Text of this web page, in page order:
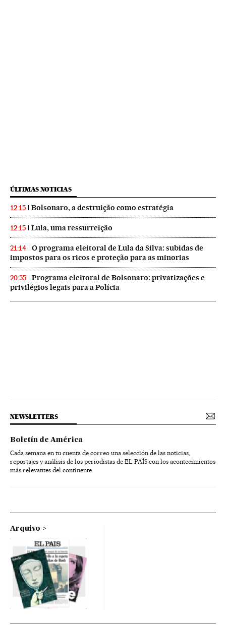
ÚLTIMAS NOTICIAS
12:15 Bolsonaro, a destruição como estratégia
12:15 Lula, uma ressurreição
21:14
O programa eleitoral de Lula da Silva: subidas de
impostos para os ricos e proteção para as minorias
20:55
Programa eleitoral de Bolsonaro: privatizações e
privilégios legais para a Polícia
NEWSLETTERS
Boletín de América
Cada semana en tu cuenta de correo una selección de las noticias,
reportajes y análisis de los periodistas de EL PAÍS con los acontecimientos
más relevantes del continente.
Arquivo